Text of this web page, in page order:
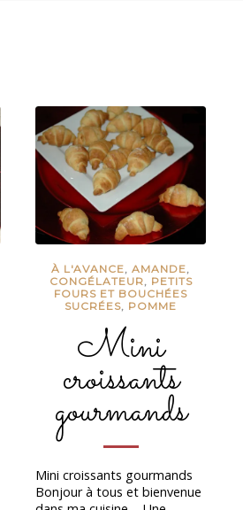
À L'AVANCE,AMANDE,
CONGÉLATEUR, PETITS
FOURS ET BOUCHÉES
SUCRÉES, POMME
Mini
croissants
gourmands
Mini croissants gourmands
Bonjour à tous et bienvenue